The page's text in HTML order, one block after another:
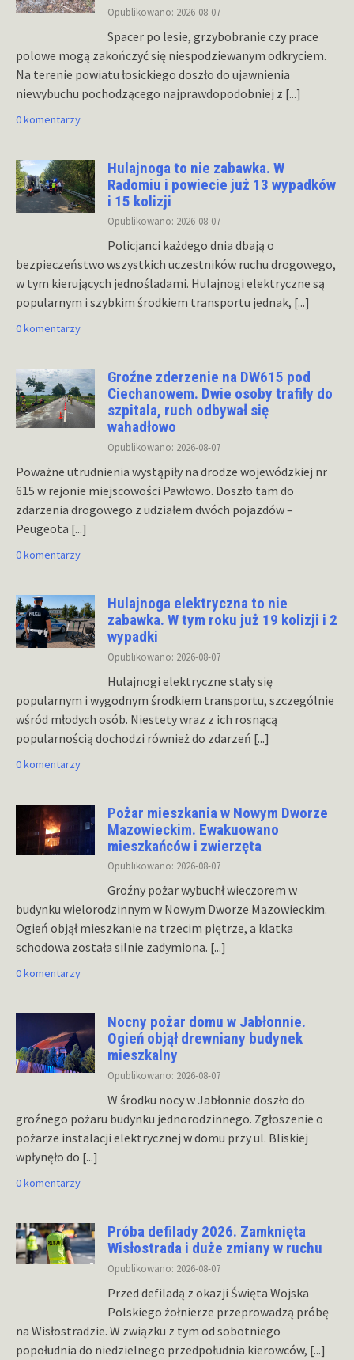
Opublikowano: 2026-08-07
Spacer po lesie, grzybobranie czy prace
polowe mogą zakończyć się niespodziewanym odkryciem.
Na terenie powiatu łosickiego doszło do ujawnienia
niewybuchu pochodzącego najprawdopodobniej z [...]
0 komentarzy
Hulajnoga to nie zabawka. W
Radomiu i powiecie już 13 wypadków
i 15 kolizji
Opublikowano: 2026-08-07
Policjanci każdego dnia dbają o
bezpieczeństwo wszystkich uczestników ruchu drogowego,
w tym kierujących jednośladami. Hulajnogi elektryczne są
popularnym i szybkim środkiem transportu jednak, [...]
0 komentarzy
Groźne zderzenie na DW615 pod
Ciechanowem. Dwie osoby trafiły do
szpitala, ruch odbywał się
wahadłowo
Opublikowano: 2026-08-07
Poważne utrudnienia wystąpiły na drodze wojewódzkiej nr
615 w rejonie miejscowości Pawłowo. Doszło tam do
zdarzenia drogowego z udziałem dwóch pojazdów –
Peugeota [...]
0 komentarzy
Hulajnoga elektryczna to nie
zabawka. W tym roku już 19 kolizji i 2
wypadki
Opublikowano: 2026-08-07
Hulajnogi elektryczne stały się
popularnym i wygodnym środkiem transportu, szczególnie
wśród młodych osób. Niestety wraz z ich rosnącą
popularnością dochodzi również do zdarzeń [...]
0 komentarzy
Pożar mieszkania w Nowym Dworze
Mazowieckim. Ewakuowano
mieszkańców i zwierzęta
Opublikowano: 2026-08-07
Groźny pożar wybuchł wieczorem w
budynku wielorodzinnym w Nowym Dworze Mazowieckim.
Ogień objął mieszkanie na trzecim piętrze, a klatka
schodowa została silnie zadymiona. [...]
0 komentarzy
Nocny pożar domu w Jabłonnie.
Ogień objął drewniany budynek
mieszkalny
Opublikowano: 2026-08-07
W środku nocy w Jabłonnie doszło do
groźnego pożaru budynku jednorodzinnego. Zgłoszenie o
pożarze instalacji elektrycznej w domu przy ul. Bliskiej
wpłynęło do [...]
0 komentarzy
Próba defilady 2026. Zamknięta
Wisłostrada i duże zmiany w ruchu
Opublikowano: 2026-08-07
Przed defiladą z okazji Święta Wojska
Polskiego żołnierze przeprowadzą próbę
na Wisłostradzie. W związku z tym od sobotniego
popołudnia do niedzielnego przedpołudnia kierowców, [...]